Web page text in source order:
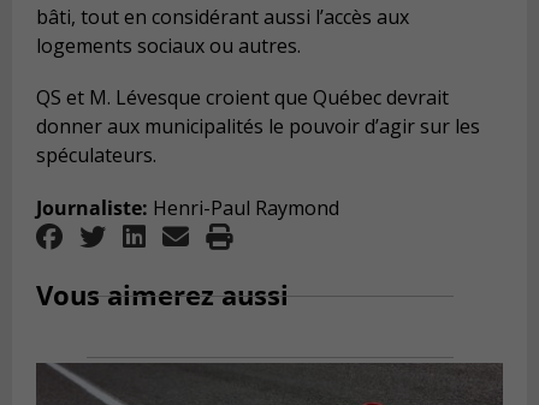
bâti, tout en considérant aussi l’accès aux
logements sociaux ou autres.
QS et M. Lévesque croient que Québec devrait
donner aux municipalités le pouvoir d’agir sur les
spéculateurs.
Journaliste: Henri-Paul Raymond
Vous aimerez aussi